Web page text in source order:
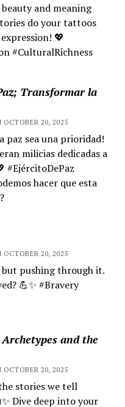
and meaning
do your tattoos
💖
#CulturalRichness
Transformar la
20, 2025
paz sea una prioridad!
milicias dedicadas a
#EjércitoDePaz
hacer que esta
20, 2025
pushing through it.
💪✨ #Bravery
and the
20, 2025
stories we tell
Dive deep into your